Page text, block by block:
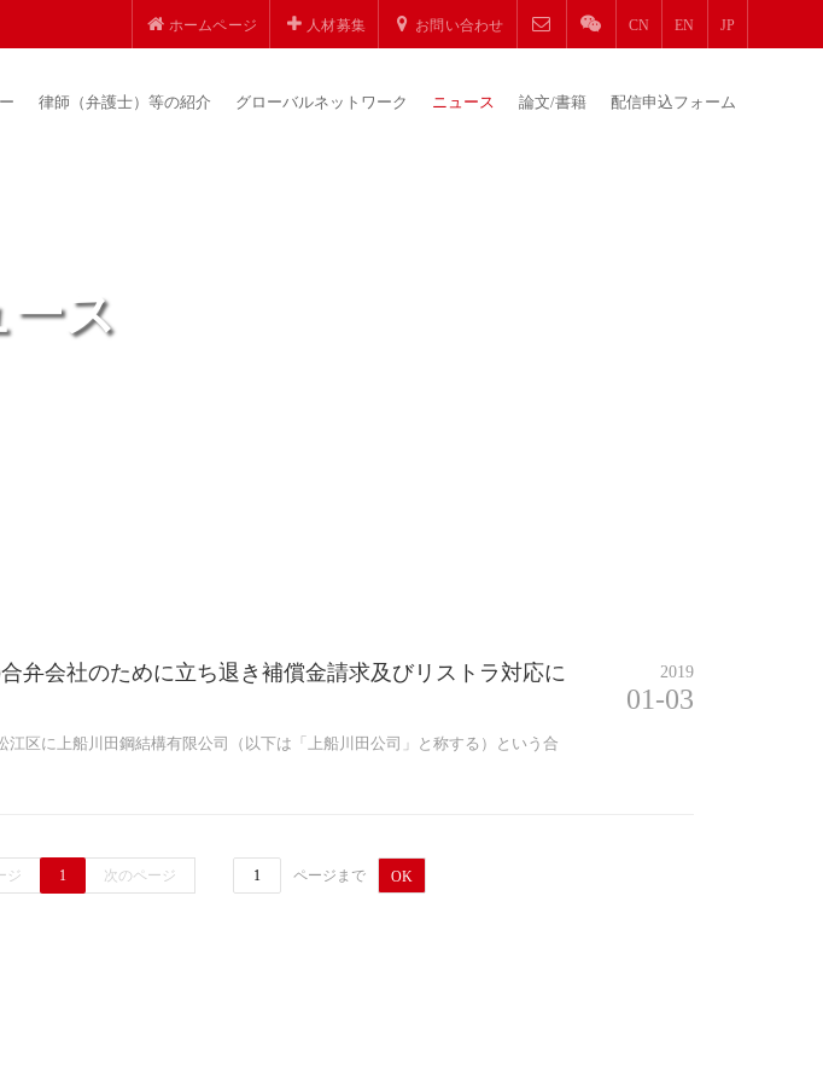
ホームページ 人材募集 お問い合わせ CN EN JP
律師（弁護士）等の紹介 グローバルネットワーク ニュース 論文/書籍 配信申込フォーム
ース
弁会社のために立ち退き補償金請求及びリストラ対応に
区に上船川田鋼結構有限公司（以下は「上船川田公司」と称する）という合
2019
01-03
ジ 1 次のページ ページまで OK